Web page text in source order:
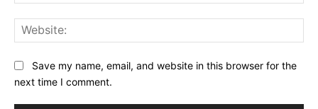
Save my name, email, and website in this browser for the
next time I comment.